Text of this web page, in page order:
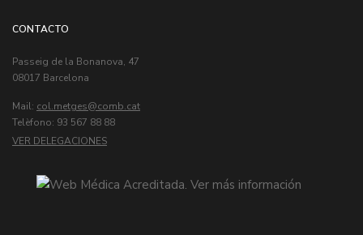
CONTACTO
Passeig de la Bonanova, 47
08017 Barcelona
Mail: col.metges
Telèfono: 93 567 88 88
VER DELEGACIONES